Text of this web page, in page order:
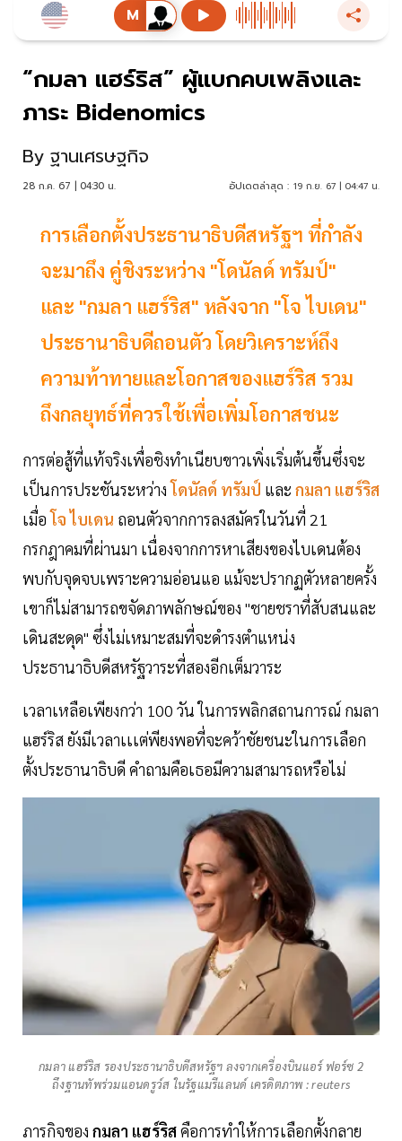
“กมลา แฮร์ริส” ผู้แบกคบเพลิงและ
ภาระ Bidenomics
By ฐานเศรษฐกิจ
28 ก.ค. 67 | 04:30 น. อัปเดตล่าสุด : 19 ก.ย. 67 | 04:47 น.
การเลือกตั้งประธานาธิบดีสหรัฐฯ ที่กำลัง
จะมาถึง คู่ชิงระหว่าง "โดนัลด์ ทรัมป์"
และ "กมลา แฮร์ริส" หลังจาก "โจ ไบเดน"
ประธานาธิบดีถอนตัว โดยวิเคราะห์ถึง
ความท้าทายและโอกาสของแฮร์ริส รวม
ถึงกลยุทธ์ที่ควรใช้เพื่อเพิ่มโอกาสชนะ
การต่อสู้ที่แท้จริงเพื่อชิงทำเนียบขาวเพิ่งเริ่มต้นขึ้นซึ่งจะ
เป็นการประชันระหว่างโดนัลด์ ทรัมป์ และ กมลา แฮร์ริส
เมื่อโจ ไบเดน ถอนตัวจากการลงสมัครในวันที่ 21
กรกฎาคมที่ผ่านมา เนื่องจากการหาเสียงของไบเดนต้อง
พบกับจุดจบเพราะความอ่อนแอ แม้จะปรากฏตัวหลายครั้ง
เขาก็ไม่สามารถขจัดภาพลักษณ์ของ "ชายชราที่สับสนและ
เดินสะดุด" ซึ่งไม่เหมาะสมที่จะดำรงตำแหน่ง
ประธานาธิบดีสหรัฐวาระที่สองอีกเต็มวาระ
เวลาเหลือเพียงกว่า 100 วัน ในการพลิกสถานการณ์ กมลา
แฮร์ริส ยังมีเวลาเเเต่พียงพอที่จะคว้าชัยชนะในการเลือก
ตั้งประธานาธิบดี คำถามคือเธอมีความสามารถหรือไม่
กมลา แฮร์ริส รองประธานาธิบดีสหรัฐฯ ลงจากเครื่องบินแอร์ ฟอร์ซ 2
ถึงฐานทัพร่วมแอนดรูว์ส ในรัฐแมรีแลนด์ เครดิตภาพ : reuters
ภารกิจของ กมลา แฮร์ริสคือการทำให้การเลือกตั้งกลาย